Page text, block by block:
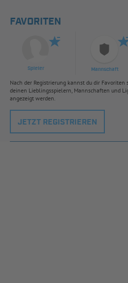
FAVORITEN
Spieler Mannschaft
Nach der Registrierung kannst du dir Favoriten
deinen Lieblingsspielern, Mannschaften und
angezeigt werden.
JETZT REGISTRIEREN